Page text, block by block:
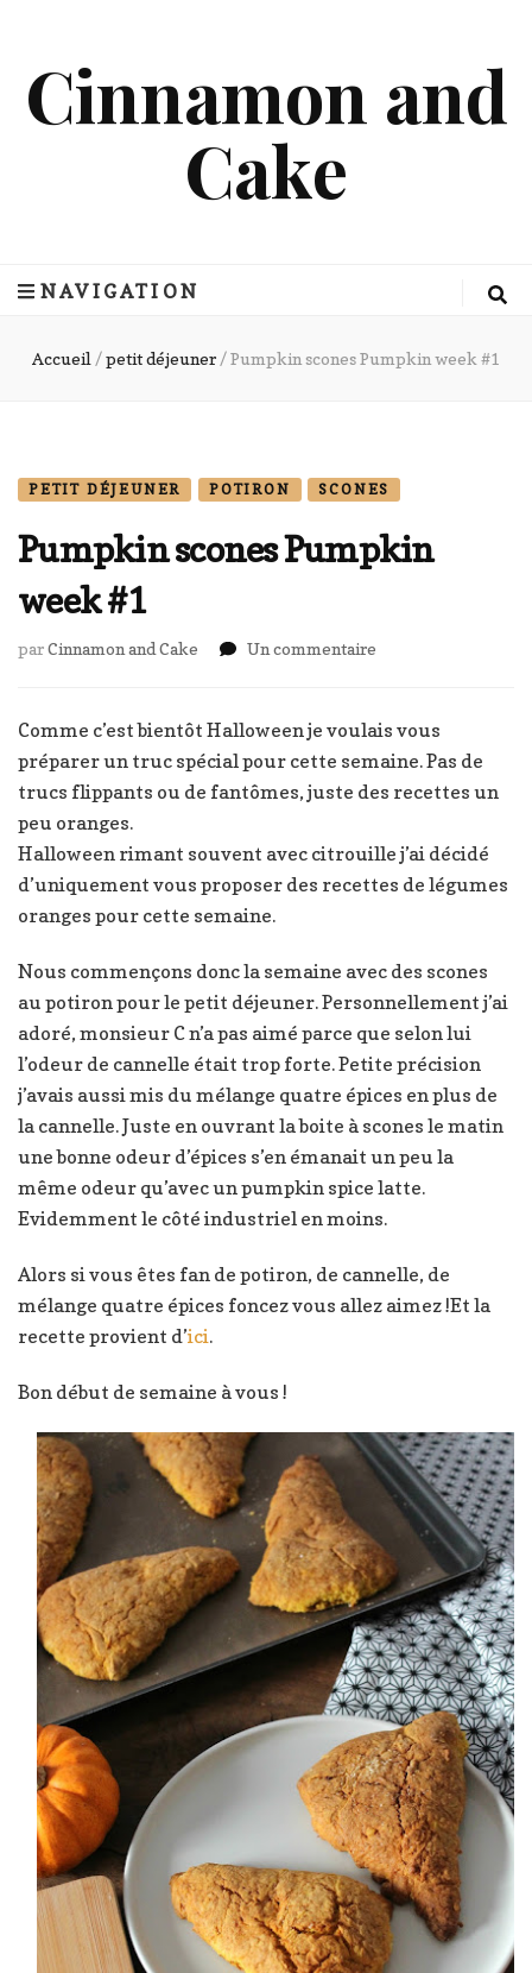
Cinnamon and
Cake
NAVIGATION
Accueil /petit déjeuner /Pumpkin scones Pumpkin week #1
PETIT DÉJEUNER POTIRON SCONES
Pumpkin scones Pumpkin
week #1
parCinnamon and Cake Un commentaire
Pumpkin
#1
Comme c’est bientôt Halloween je voulais vous
préparer un truc spécial pour cette semaine. Pas de
trucs flippants ou de fantômes, juste des recettes un
peu oranges.
Halloween rimant souvent avec citrouille j’ai décidé
d’uniquement vous proposer des recettes de légumes
oranges pour cette semaine.
Nous commençons donc la semaine avec des scones
au potiron pour le petit déjeuner. Personnellement j’ai
adoré, monsieur C n’a pas aimé parce que selon lui
l’odeur de cannelle était trop forte. Petite précision
j’avais aussi mis du mélange quatre épices en plus de
la cannelle. Juste en ouvrant la boite à scones le matin
une bonne odeur d’épices s’en émanait un peu la
même odeur qu’avec un pumpkin spice latte.
Evidemment le côté industriel en moins.
Alors si vous êtes fan de potiron, de cannelle, de
mélange quatre épices foncez vous allez aimez !Et la
recette provient d’ici.
Bon début de semaine à vous !